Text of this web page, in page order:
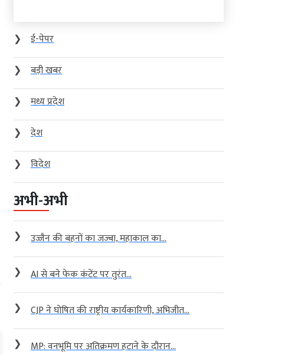
❯
ई-पेपर
❯
बड़ी खबर
❯
मध्य प्रदेश
❯
देश
❯
विदेश
अभी-अभी
❯ उज्जैन की बहनों का जज्बा, महाकाल का...
❯ AI से बने फेक कंटेंट पर तुरंत...
❯ CJP ने घोषित की राष्ट्रीय कार्यकारिणी, अभिजीत...
❯ MP: वनभूमि पर अतिक्रमण हटाने के दौरान...